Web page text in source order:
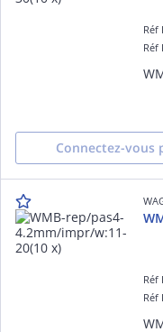
Réf
Connectez-vous
Réf